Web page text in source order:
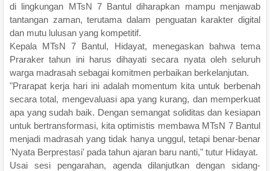
di lingkungan MTsN 7 Bantul diharapkan mampu menjawab
tantangan zaman, terutama dalam penguatan karakter digital
dan mutu lulusan yang kompetitif.
Kepala MTsN 7 Bantul, Hidayat, menegaskan bahwa tema
Praraker tahun ini harus dihayati secara nyata oleh seluruh
warga madrasah sebagai komitmen perbaikan berkelanjutan.
"Prarapat kerja hari ini adalah momentum kita untuk berbenah
secara total, mengevaluasi apa yang kurang, dan memperkuat
apa yang sudah baik. Dengan semangat soliditas dan kesiapan
untuk bertransformasi, kita optimistis membawa MTsN 7 Bantul
menjadi madrasah yang tidak hanya unggul, tetapi benar-benar
'Nyata Berprestasi' pada tahun ajaran baru nanti," tutur Hidayat.
Usai sesi pengarahan, agenda dilanjutkan dengan sidang-